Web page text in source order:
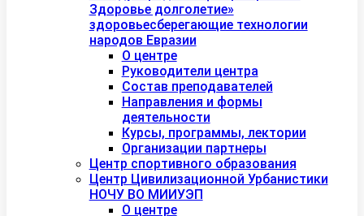
Здоровье долголетие»
здоровьесберегающие технологии
народов Евразии
О центре
Руководители центра
Состав преподавателей
Направления и формы
деятельности
Курсы, программы, лектории
Организации партнеры
Центр спортивного образования
Центр Цивилизационной Урбанистики
НОЧУ ВО МИИУЭП
О центре